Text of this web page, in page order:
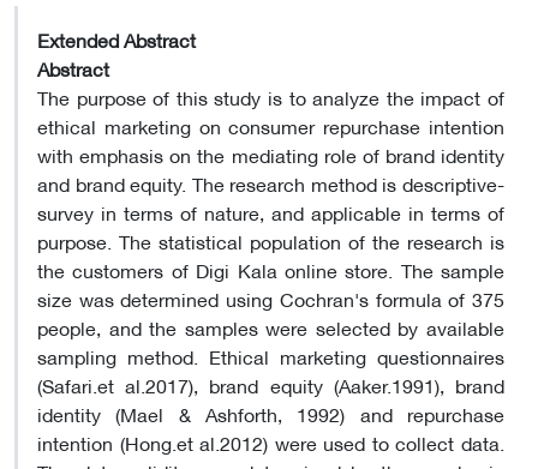
Extended Abstract
Abstract
The purpose of this study is to analyze the impact of
ethical marketing on consumer repurchase intention
with emphasis on the mediating role of brand identity
and brand equity. The research method is descriptive-
survey in terms of nature, and applicable in terms of
purpose. The statistical population of the research is
the customers of Digi Kala online store. The sample
size was determined using Cochran's formula of 375
people, and the samples were selected by available
sampling method. Ethical marketing questionnaires
(Safari.et al.2017), brand equity (Aaker.1991), brand
identity (Mael & Ashforth, 1992) and repurchase
intention (Hong.et al.2012) were used to collect data.